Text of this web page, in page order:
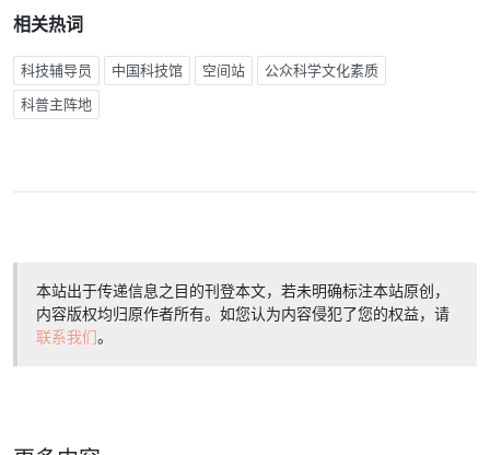
相关热词
科技辅导员 中国科技馆 空间站 公众科学文化素质
科普主阵地
本站出于传递信息之目的刊登本文，若未明确标注本站原创，
内容版权均归原作者所有。如您认为内容侵犯了您的权益，请
联系我们。